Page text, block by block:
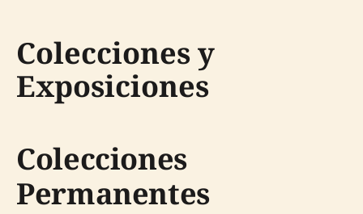
Colecciones y
Exposiciones
Colecciones
Permanentes